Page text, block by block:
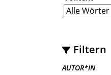
Filtern
AUTOR*IN